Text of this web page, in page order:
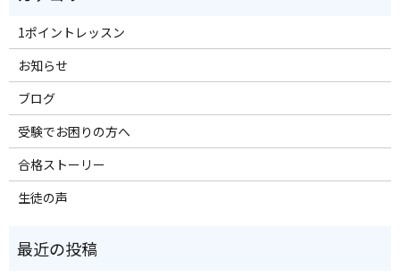
1ポイントレッスン
お知らせ
ブログ
受験でお困りの方へ
合格ストーリー
生徒の声